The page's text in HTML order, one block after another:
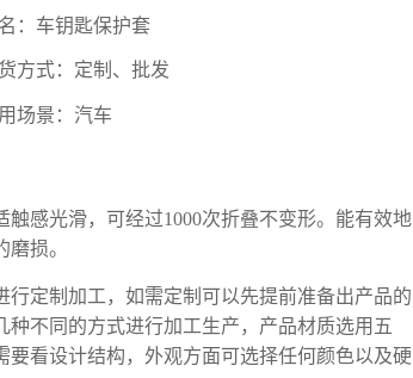
：车钥匙保护套
方式：定制、批发
场景：汽车
感光滑，可经过1000次折叠不变形。能有效地
损。
定制加工，如需定制可以先提前准备出产品的
种不同的方式进行加工生产，产品材质选用五
看设计结构，外观方面可选择任何颜色以及硬